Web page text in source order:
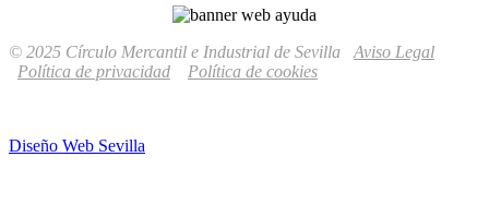
© 2025 Círculo Mercantil e Industrial de Sevilla Aviso Legal
Política de privacidad
Política de cookies
Diseño Web Sevilla